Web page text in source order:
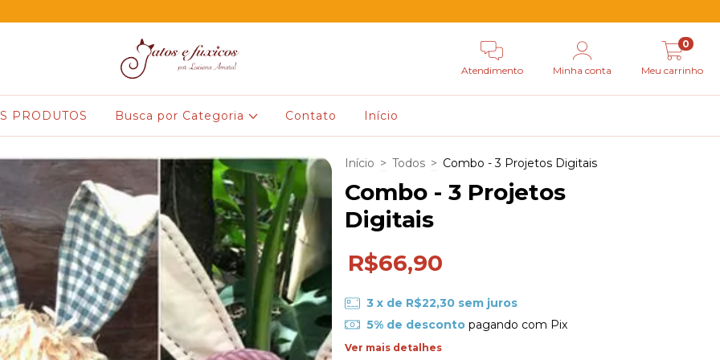
Atendimento Minha conta Meu carrinho
0
PRODUTOS Busca por Categoria Contato Início
Início > Todos > Combo - 3 Projetos Digitais
Combo - 3 Projetos
Digitais
R$66,90
3 x de R$22,30 sem juros
5% de descontopagando com Pix
Ver mais detalhes